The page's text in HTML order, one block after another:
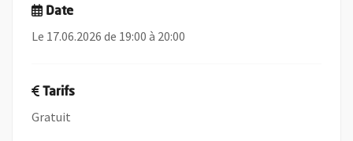
Date
Le 17.06.2026 de 19:00 à 20:00
Tarifs
Gratuit